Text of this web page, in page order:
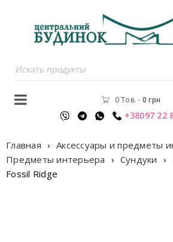
0 Тов. - 0грн
+38097 22
Главная › Аксессуары и предметы
Предметы интерьера › Сундуки ›
Fossil Ridge